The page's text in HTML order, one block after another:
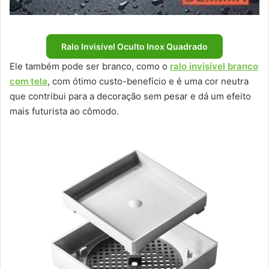
Ralo Invisível Oculto Inox Quadrado
Ele também pode ser branco, como o ralo invisível branco
com tela, com ótimo custo-benefício e é uma cor neutra
que contribui para a decoração sem pesar e dá um efeito
mais futurista ao cômodo.